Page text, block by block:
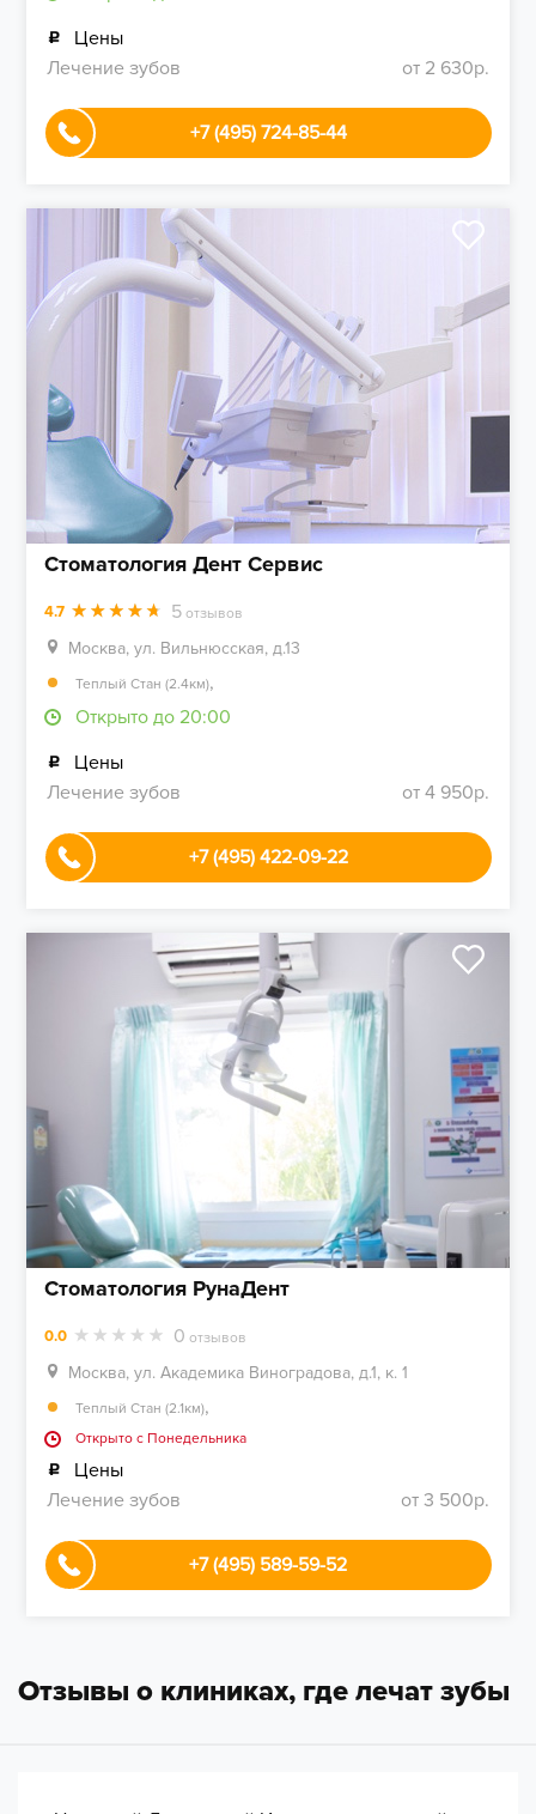
Цены
Лечение зубов
от 2 630р.
+7 (495) 724-85-44
Стоматология Дент Сервис
4.7 5 отзывов
Москва, ул. Вильнюсская, д.13
Теплый Стан (2.4км),
Открыто до 20:00
Цены
Лечение зубов
от 4 950р.
+7 (495) 422-09-22
Стоматология РунаДент
0.0 0 отзывов
Москва, ул. Академика Виноградова, д.1, к. 1
Теплый Стан (2.1км),
Открыто c Понедельника
Цены
Лечение зубов
от 3 500р.
+7 (495) 589-59-52
Отзывы о клиниках, где лечат зубы